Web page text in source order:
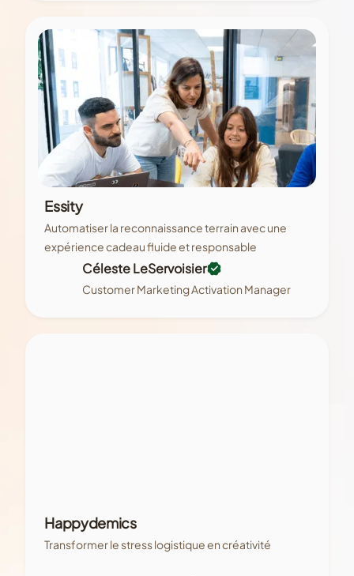
Essity
Automatiser la reconnaissance terrain avec une
expérience cadeau fluide et responsable
Céleste LeServoisier
Customer Marketing Activation Manager
Happydemics
Transformer le stress logistique en créativité